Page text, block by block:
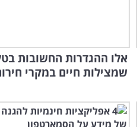
אלו ההגדרות החשובות
שמצילות חיים במקרי